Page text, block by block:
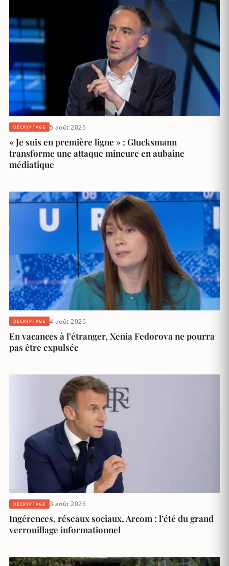
DÉCRYPTAGE 5 août 2026
« Je suis en première ligne » : Glucksmann
transforme une attaque mineure en aubaine
médiatique
DÉCRYPTAGE 4 août 2026
En vacances à l’étranger, Xenia Fedorova ne pourra
pas être expulsée
DÉCRYPTAGE 3 août 2026
Ingérences, réseaux sociaux, Arcom : l’été du grand
verrouillage informationnel